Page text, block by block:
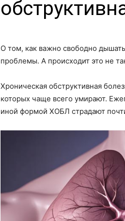
О том, как важно свободно
проблемы. А происходит это не
Хроническая обструктивная
которых чаще всего умирают.
иной формой ХОБЛ страдают